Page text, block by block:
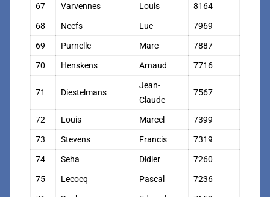
67 Varvennes Louis 8164
68 Neefs Luc 7969
69 Purnelle Marc 7887
70 Henskens Arnaud 7716
71 Diestelmans
Jean-
Claude
7567
72 Louis Marcel 7399
73 Stevens Francis 7319
74 Seha Didier 7260
75 Lecocq Pascal 7236